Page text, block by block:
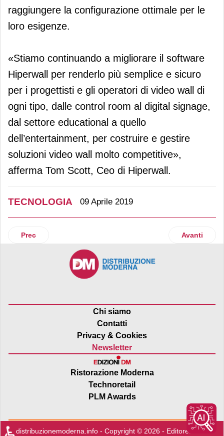
raggiungere la configurazione ottimale per le
loro esigenze.
«Stiamo continuando a migliorare il software
Hiperwall per renderlo più semplice e sicuro
per i progettisti e gli operatori di video wall di
ogni tipo, dalle control room al digital signage,
dal settore educational a quello
dell’entertainment, per costruire e gestire
soluzioni video wall molto competitive»,
afferma Tom Scott, Ceo di Hiperwall.
TECNOLOGIA 09 Aprile 2019
Articolo precedente: Zebra Technologies presenta il
Prec Articolo
Avanti
Chi siamo
Contatti
Privacy & Cookies
Newsletter
Ristorazione Moderna
Technoretail
PLM Awards
distribuzionemoderna.info - Copyright © 2026 - Editore:Edra